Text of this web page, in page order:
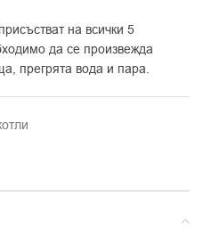
на всички 5
да се произвежда
прегрята вода и пара.